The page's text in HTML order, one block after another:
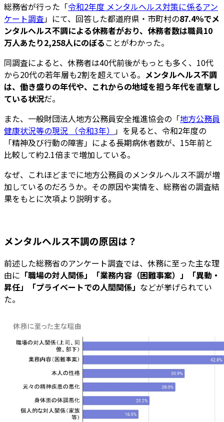
総務省が行った「令和2年度 メンタルヘルス対策に係るアン
ケート調査」にて、回答した都道府県・市町村の87.4％でメ
ンタルヘルス不調による休務者がおり、休務者数は職員10
万人あたり2,258人にのぼることがわかった。
同調査によると、休務者は40代前後がもっとも多く、10代
から20代の若年層も2割を超えている。 メンタルヘルス不調
は、働き盛りの年代や、これからの地域を担う年代を直撃し
ている状況だ。
また、一般財団法人地方公務員安全推進協会の「地方公務員
健康状況等の現況 （令和3年） 」を見ると、令和2年度の
「精神及び行動の障害」による長期病休者数が、15年前と
比較して約2.1倍まで増加している。
なぜ、これほどまでに地方公務員のメンタルヘルス不調が増
加しているのだろうか。その原因や実情を、総務省の調査結
果をもとに次項より説明する。
メンタルヘルス不調の原因は？
前述した総務省のアンケート調査では、休務に至った主な理
由に 「職場の対人関係」「業務内容（困難事案）」「異動・
昇任」「プライベートでの人間関係」 などが挙げられてい
た。